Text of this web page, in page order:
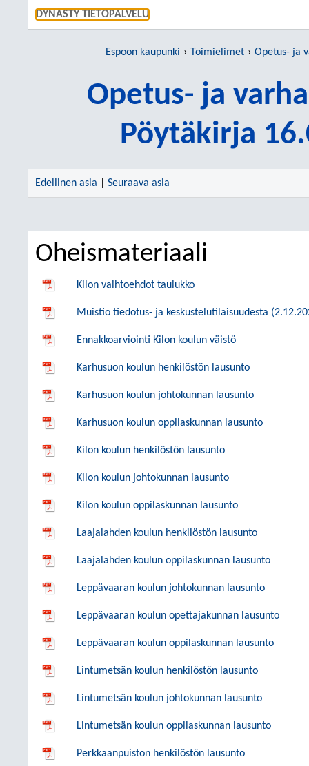
DYNASTY TIETOPALVELU
Espoon kaupunki Toimielimet Opetus- ja
Opetus- ja
Pöytäkirja
Edellinen asia Seuraava asia
Oheismateriaali
Kilon vaihtoehdot taulukko
Muistio tiedotus- ja keskustelutilaisuudesta
Ennakkoarviointi Kilon koulun väistö
Karhusuon koulun henkilöstön lausunto
Karhusuon koulun johtokunnan lausunto
Karhusuon koulun oppilaskunnan lausunto
Kilon koulun henkilöstön lausunto
Kilon koulun johtokunnan lausunto
Kilon koulun oppilaskunnan lausunto
Laajalahden koulun henkilöstön lausunto
Laajalahden koulun oppilaskunnan lausunto
Leppävaaran koulun johtokunnan lausunto
Leppävaaran koulun opettajakunnan lausunto
Leppävaaran koulun oppilaskunnan lausunto
Lintumetsän koulun henkilöstön lausunto
Lintumetsän koulun johtokunnan lausunto
Lintumetsän koulun oppilaskunnan lausunto
Perkkaanpuiston henkilöstön lausunto